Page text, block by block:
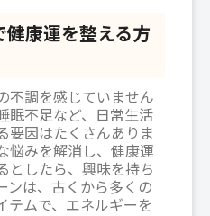
康運を整える方
不調を感じていません
眠不足など、日常生活
要因はたくさんありま
悩みを解消し、健康運
としたら、興味を持ち
ンは、古くから多くの
テムで、エネルギーを